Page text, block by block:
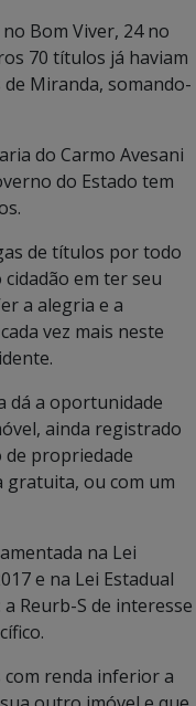
Bom Viver, 24 no
70 títulos já haviam
Miranda, somando-
do Carmo Avesani
do Estado tem
de títulos por todo
em ter seu
a alegria e a
vez mais neste
dá a oportunidade
ainda registrado
de propriedade
gratuita, ou com um
na Lei
e na Lei Estadual
a Reurb-S de interesse
com renda inferior a